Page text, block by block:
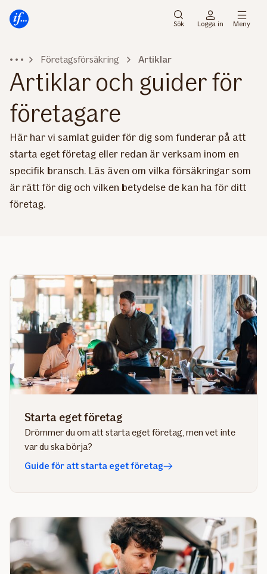
direkt
huvudmenyn
direkt
innehåll
Sök Logga in Meny
Företagsförsäkring Artiklar
Artiklar och guider för
företagare
Här har vi samlat guider för dig som funderar på att
starta eget företag eller redan är verksam inom en
specifik bransch. Läs även om vilka försäkringar som
är rätt för dig och vilken betydelse de kan ha för ditt
företag.
Starta eget företag
Drömmer du om att starta eget företag, men vet inte
var du ska börja?
Guide för att starta eget företag